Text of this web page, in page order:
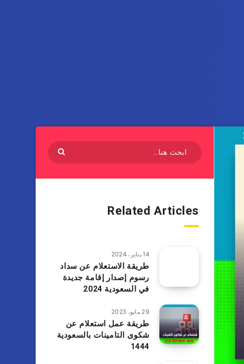
Related Articles
14 يناير، 2024
طريقة الاستعلام عن سداد
رسوم إصدار إقامة جديدة
في السعودية 2024
29 مايو، 2023
طريقة عمل استعلام عن
شكوى التامينات بالسعودية
1444